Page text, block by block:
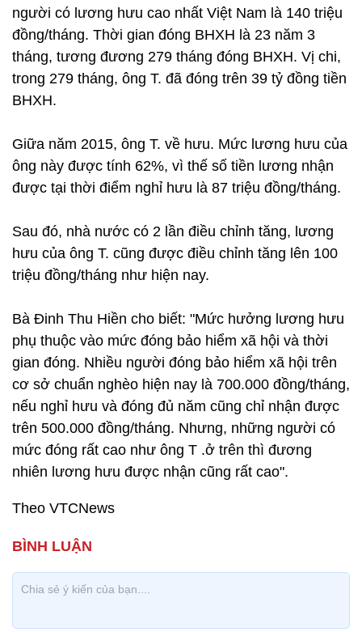
người có lương hưu cao nhất Việt Nam là 140 triệu
đồng/tháng. Thời gian đóng BHXH là 23 năm 3
tháng, tương đương 279 tháng đóng BHXH. Vị chi,
trong 279 tháng, ông T. đã đóng trên 39 tỷ đồng tiền
BHXH.
Giữa năm 2015, ông T. về hưu. Mức lương hưu của
ông này được tính 62%, vì thế số tiền lương nhận
được tại thời điểm nghỉ hưu là 87 triệu đồng/tháng.
Sau đó, nhà nước có 2 lần điều chỉnh tăng, lương
hưu của ông T. cũng được điều chỉnh tăng lên 100
triệu đồng/tháng như hiện nay.
Bà Đinh Thu Hiền cho biết: "Mức hưởng lương hưu
phụ thuộc vào mức đóng bảo hiểm xã hội và thời
gian đóng. Nhiều người đóng bảo hiểm xã hội trên
cơ sở chuẩn nghèo hiện nay là 700.000 đồng/tháng,
nếu nghỉ hưu và đóng đủ năm cũng chỉ nhận được
trên 500.000 đồng/tháng. Nhưng, những người có
mức đóng rất cao như ông T .ở trên thì đương
nhiên lương hưu được nhận cũng rất cao".
Theo VTCNews